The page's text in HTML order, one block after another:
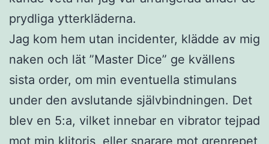
prydliga ytterkläderna.
Jag kom hem utan incidenter, klädde av mig
naken och lät ”Master Dice” ge kvällens
sista order, om min eventuella stimulans
under den avslutande självbindningen. Det
blev en 5:a, vilket innebar en vibrator tejpad
mot min klitoris, eller snarare mot grenrepet